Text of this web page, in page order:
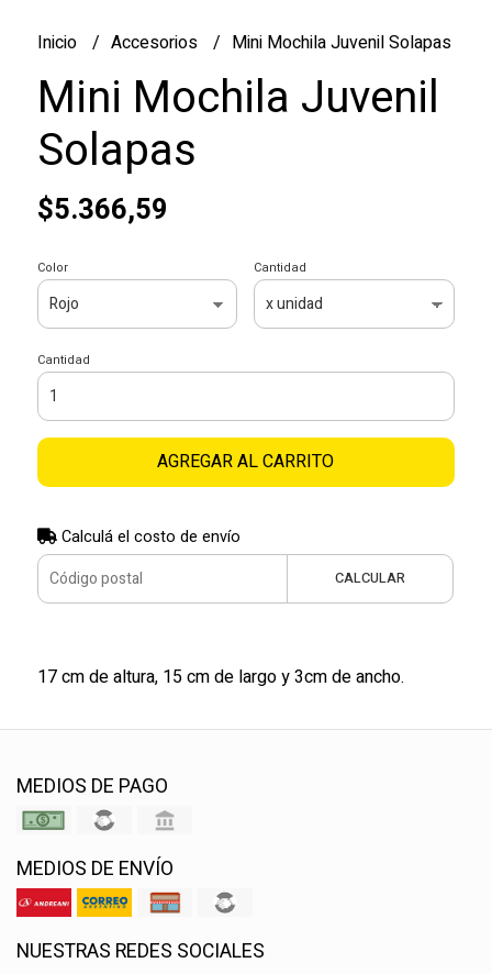
Inicio Accesorios Mini Mochila Juvenil Solapas
Mini Mochila Juvenil
Solapas
$5.366,59
Color Cantidad
Cantidad
AGREGAR AL CARRITO
Calculá el costo de envío
CALCULAR
17 cm de altura, 15 cm de largo y 3cm de ancho.
MEDIOS DE PAGO
MEDIOS DE ENVÍO
NUESTRAS REDES SOCIALES